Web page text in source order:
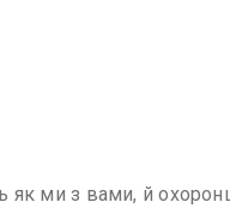
ми з вами, й